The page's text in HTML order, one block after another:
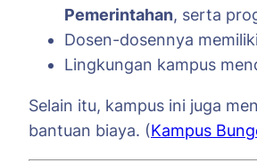
Pemerintahan, serta
Dosen-dosennya
Lingkungan kampus
Selain itu, kampus ini juga
bantuan biaya. (Kampus